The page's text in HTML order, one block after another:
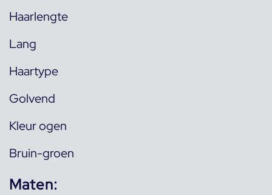
Haarlengte
Lang
Haartype
Golvend
Kleur ogen
Bruin-groen
Maten: